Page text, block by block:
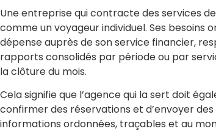
Une entreprise qui contracte des services
comme un voyageur individuel. Ses besoins
dépense auprès de son service financier,
rapports consolidés par période ou par
la clôture du mois.
Cela signifie que l’agence qui la sert doit
confirmer des réservations et d’envoyer
informations ordonnées, traçables et au